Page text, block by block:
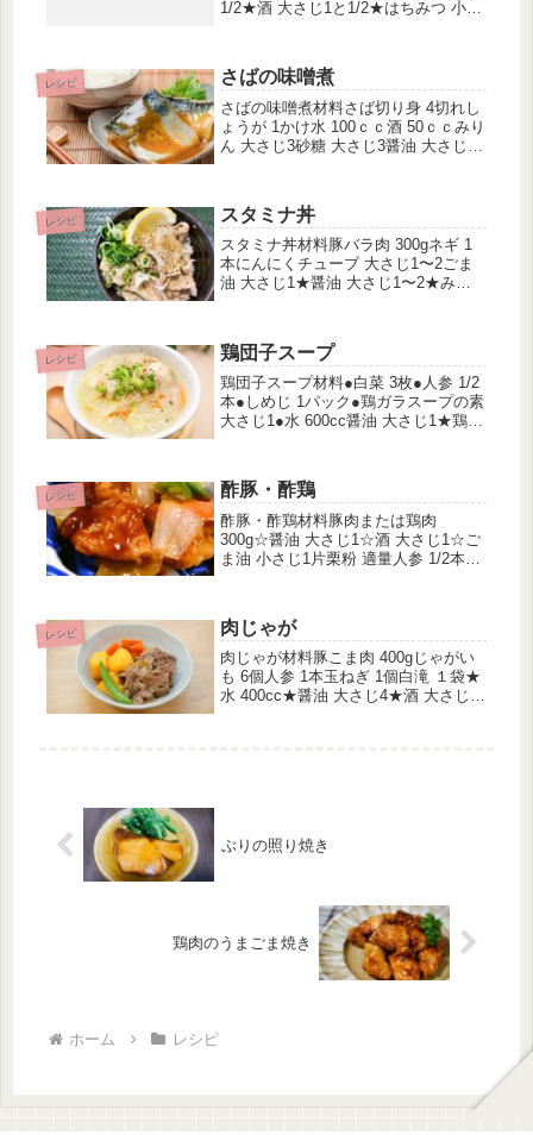
1/2★酒 大さじ1と1/2★はちみつ 小さ
せ入れ、ピッタリふたをして 強火で
火にか...
レシピ さばの味噌煮
さばの味噌煮材料さば切り身 4切れし
ょうが 1かけ水 100ｃｃ酒 50ｃｃみり
ん 大さじ3砂糖 大さじ3醤油 大さじ1
がは薄切りに切る。 調味料をすべて
入れ、中火でグツ...
レシピ スタミナ丼
スタミナ丼材料豚バラ肉 300gネギ 1
本にんにくチューブ 大さじ1〜2ごま
油 大さじ1★醤油 大さじ1〜2★みり
ミリ〜1センチ幅で斜め切りにする。
にんにくを香り...
レシピ 鶏団子スープ
鶏団子スープ材料●白菜 3枚●人参 1/2
本●しめじ 1パック●鶏ガラスープの素
大さじ1●水 600cc醤油 大さじ1★鶏ひ
じ1★ごま油 大さじ1★ごま 大...
レシピ 酢豚・酢鶏
酢豚・酢鶏材料豚肉または鶏肉
300g☆醤油 大さじ1☆酒 大さじ1☆ご
ま油 小さじ1片栗粉 適量人参 1/2本玉
チャップ 大さじ2★酒 大さじ2★みり
ん 大さじ...
レシピ 肉じゃが
肉じゃが材料豚こま肉 400gじゃがい
も 6個人参 1本玉ねぎ 1個白滝 １袋★
水 400cc★醤油 大さじ4★酒 大さじ
ぶりの照り焼き
鶏肉のうまごま焼き
ホーム レシピ